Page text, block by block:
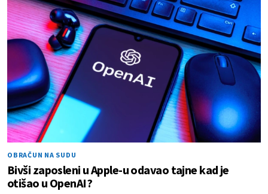
OBRAČUN NA SUDU
Bivši zaposleni u Apple-u odavao tajne kad je
otišao u OpenAI?